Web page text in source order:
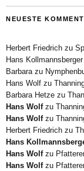
NEUESTE
Herbert Friedrich zu
Hans Kollmannsberger
Barbarazu
Hans Wolf zu
Barbara Hetze zu
Hans Wolfzu
Hans Wolfzu
Herbert Friedrich zu
Hans
Hans Wolfzu
Hans Wolfzu